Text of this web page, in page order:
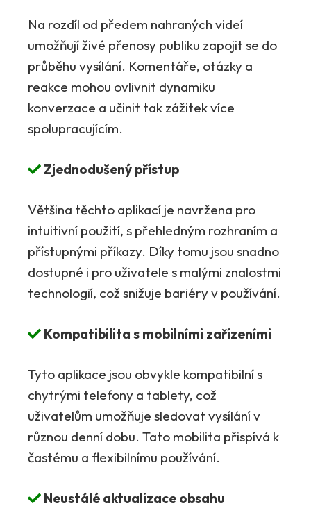
Na rozdíl od předem nahraných videí
umožňují živé přenosy publiku zapojit se do
průběhu vysílání. Komentáře, otázky a
reakce mohou ovlivnit dynamiku
konverzace a učinit tak zážitek více
spolupracujícím.
Zjednodušený přístup
Většina těchto aplikací je navržena pro
intuitivní použití, s přehledným rozhraním a
přístupnými příkazy. Díky tomu jsou snadno
dostupné i pro uživatele s malými znalostmi
technologií, což snižuje bariéry v používání.
Kompatibilita s mobilními zařízeními
Tyto aplikace jsou obvykle kompatibilní s
chytrými telefony a tablety, což
uživatelům umožňuje sledovat vysílání v
různou denní dobu. Tato mobilita přispívá k
častému a flexibilnímu používání.
Neustálé aktualizace obsahu